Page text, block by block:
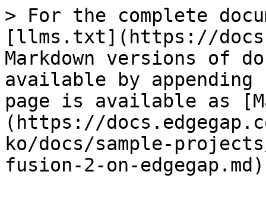
> For the complete
[llms.txt](https://
Markdown versions of
available by
page is available as
(https://
ko/docs/sample-
fusion-2-on-